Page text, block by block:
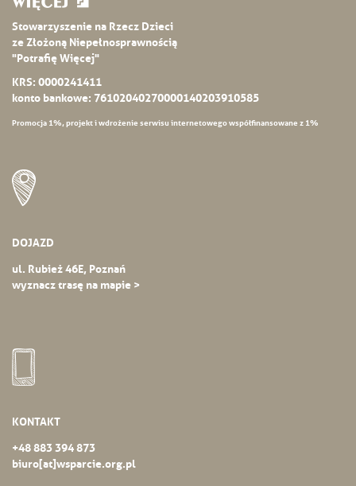
Stowarzyszenie na Rzecz Dzieci
ze Złożoną Niepełnosprawnością
"Potrafię Więcej"
KRS: 0000241411
konto bankowe: 76102040270000140203910585
Promocja 1%, projekt i wdrożenie serwisu internetowego współfinansowane z 1%
DOJAZD
ul. Rubież 46E, Poznań
wyznacz trasę na mapie >
KONTAKT
+48 883 394 873
biuro[at]wsparcie.org.pl